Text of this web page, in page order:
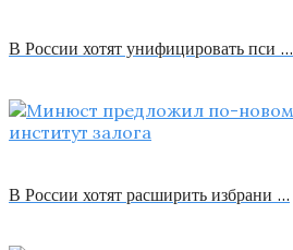
В России хотят унифицировать пси …
В России хотят расширить избрани …